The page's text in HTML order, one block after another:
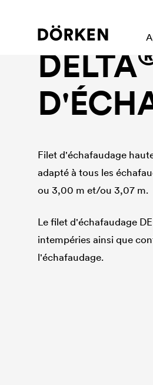
Bâches de protection
DELTA
Filet d'échafaudage
adapté à tous les
ou 3,00 m et/ou 3,07 m.
Le filet d'échafaudage
intempéries ainsi que
l'échafaudage.